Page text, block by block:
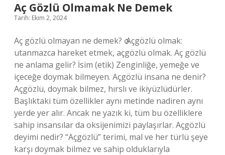
Aç Gözlü Olmamak Ne Demek
Tarih: Ekim 2, 2024
Aç gözlü olmayan ne demek? ѻ Açgözlü olmak:
utanmazca hareket etmek, açgözlü olmak. Aç gözlü
ne anlama gelir? İsim (etik) Zenginliğe, yemeğe ve
içeceğe doymak bilmeyen. Açgözlü insana ne denir?
Açgözlü, doymak bilmez, hırslı ve ikiyüzlüdürler.
Başlıktaki tüm özellikler aynı metinde nadiren aynı
yerde yer alır. Ancak ne yazık ki, tüm bu özelliklere
sahip insansılar da oksijenimizi paylaşırlar. Açgözlü
deyimi nedir? “Açgözlü” terimi, mal ve her türlü şeye
karşı doymak bilmez ve sahip olduklarıyla